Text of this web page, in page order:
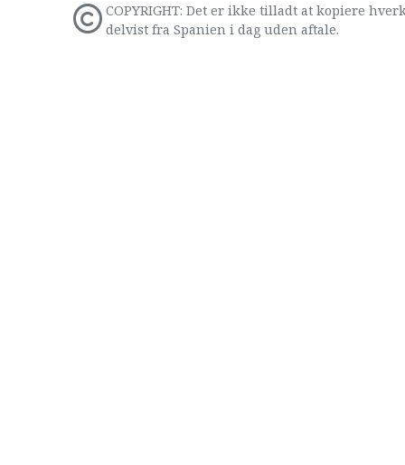
COPYRIGHT: Det er ikke tilladt at kopiere
delvist fra Spanien i dag uden aftale.